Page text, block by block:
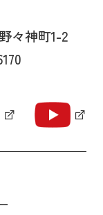
々神町1-2